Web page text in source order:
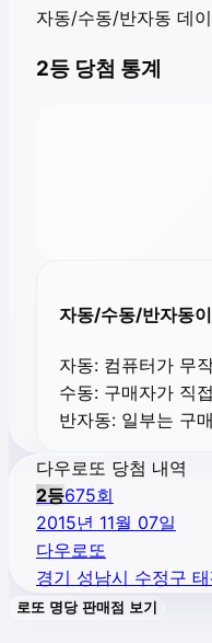
자동/수동/반자동 데
2등 당첨 통계
자동/수동/반자동
자동: 컴퓨터가 무
수동: 구매자가 직
반자동: 일부는 구
다우로또 당첨 내역
2등675회
2015년 11월 07일
다우로또
경기 성남시 수정구
로또 명당 판매점 보기